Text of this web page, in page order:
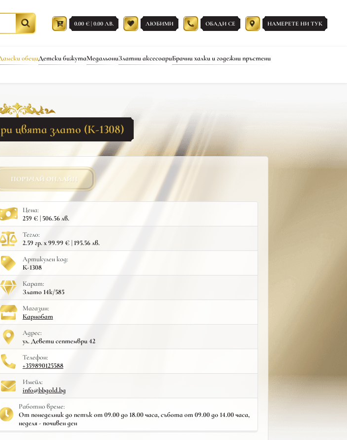
0.00 € | 0.00 ЛВ. ЛЮБИМИ ОБАДИ СЕ НАМЕРЕТЕ НИ ТУК
обециДетски бижутаМедальониЗлатни аксесоариБрачни халки и годежни пръстени
цвята злато (К-1308)
ПОРЪЧАЙ ОНЛАЙН
Цена:
259 € | 506.56 лв.
Тегло:
2.59 гр. x 99.99 € | 195.56 лв.
Артикулен код:
К-1308
Карат:
Злато 14к/585
Mагазин:
Карнобат
Адрес:
ул. Девети септември 42
Телефон:
+359890125588
Имейл:
info@bbgold.bg
Работно време:
От понеделник до петък от 09.00 до 18.00 часа, събота от 09.00 до 14.00 часа,
неделя - почивен ден